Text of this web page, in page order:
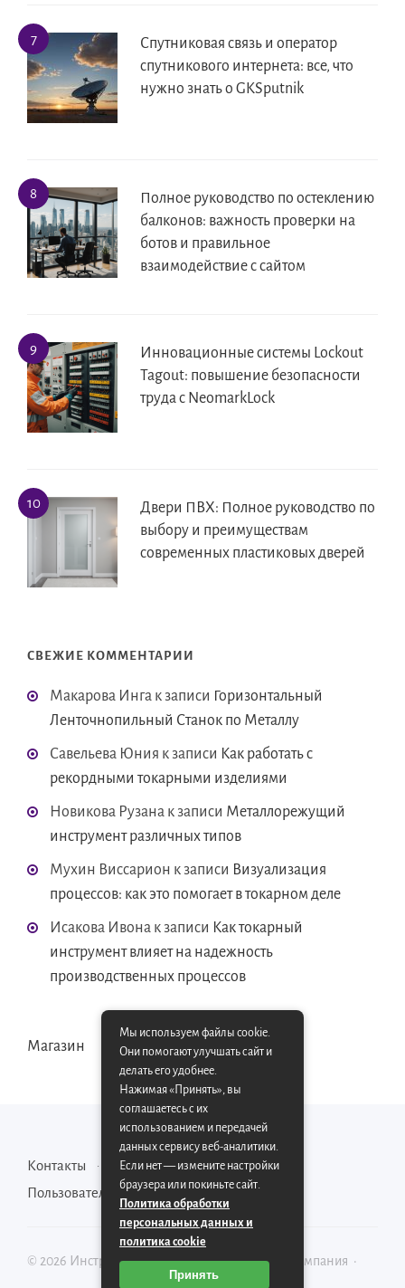
Спутниковая связь и оператор
спутникового интернета: все, что
нужно знать о GKSputnik
Полное руководство по остеклению
балконов: важность проверки на
ботов и правильное
взаимодействие с сайтом
Инновационные системы Lockout
Tagout: повышение безопасности
труда с NeomarkLock
Двери ПВХ: Полное руководство по
выбору и преимуществам
современных пластиковых дверей
СВЕЖИЕ КОММЕНТАРИИ
Макарова Инга к записи Горизонтальный
Ленточнопильный Станок по Металлу
Савельева Юния к записи Как работать с
рекордными токарными изделиями
Новикова Рузана к записи Металлорежущий
инструмент различных типов
Мухин Виссарион к записи Визуализация
процессов: как это помогает в токарном деле
Исакова Ивона к записи Как токарный
инструмент влияет на надежность
производственных процессов
Магазин
Контакты
Карта сайта
Пользовательское соглашение
© 2026 Инструментально-производственная компания ·
Мы используем файлы cookie.
Они помогают улучшать сайт и
делать его удобнее.
Нажимая «Принять», вы
соглашаетесь с их
использованием и передачей
данных сервису веб-аналитики.
Если нет — измените настройки
браузера или покиньте сайт.
Политика обработки
персональных данных и
политика cookie
Принять